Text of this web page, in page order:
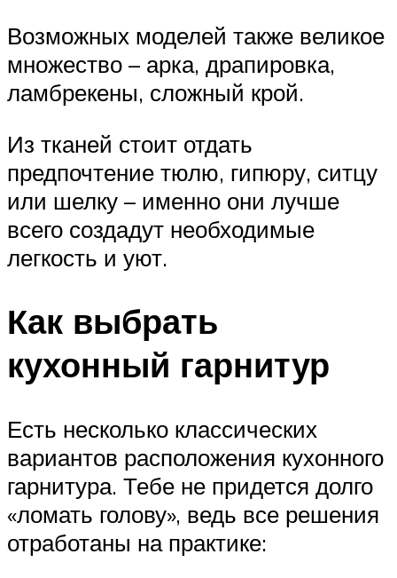
Возможных моделей также великое
множество – арка, драпировка,
ламбрекены, сложный крой.
Из тканей стоит отдать
предпочтение тюлю, гипюру, ситцу
или шелку – именно они лучше
всего создадут необходимые
легкость и уют.
Как выбрать
кухонный гарнитур
Есть несколько классических
вариантов расположения кухонного
гарнитура. Тебе не придется долго
«ломать голову», ведь все решения
отработаны на практике: